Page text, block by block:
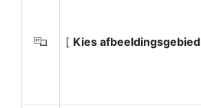
J [ Kies afbeeldingsgebied